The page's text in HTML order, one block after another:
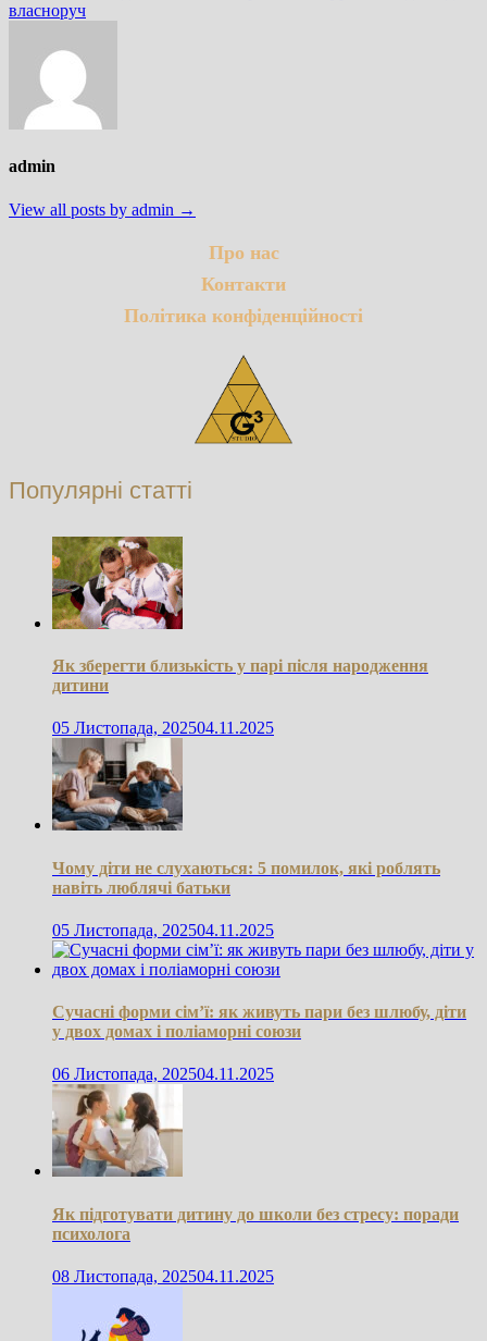
власноруч
admin
View all posts by admin →
Про нас
Контакти
Політика конфіденційності
Популярні статті
Як зберегти близькість у парі після народження
дитини
05 Листопада, 202504.11.2025
Чому діти не слухаються: 5 помилок, які роблять
навіть люблячі батьки
05 Листопада, 202504.11.2025
Сучасні форми сім’ї: як живуть пари без шлюбу, діти
у двох домах і поліаморні союзи
06 Листопада, 202504.11.2025
Як підготувати дитину до школи без стресу: поради
психолога
08 Листопада, 202504.11.2025